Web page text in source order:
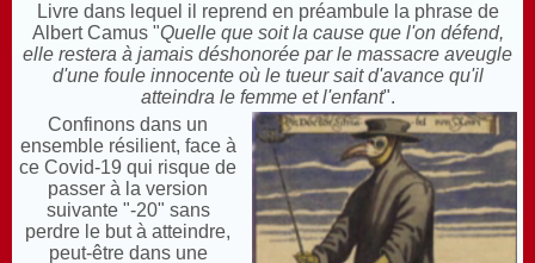
Livre dans lequel il reprend en préambule la phrase de
Albert Camus "Quelle que soit la cause que l'on défend,
elle restera à jamais déshonorée par le massacre aveugle
d'une foule innocente où le tueur sait d'avance qu'il
atteindra le femme et l'enfant".
Confinons dans un
ensemble résilient, face à
ce Covid-19 qui risque de
passer à la version
suivante "-20" sans
perdre le but à atteindre,
peut-être dans une